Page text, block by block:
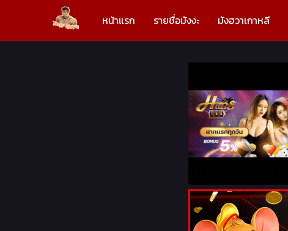
หน้าแรก รายชื่อมังงะ มังฮวาเกาหลี